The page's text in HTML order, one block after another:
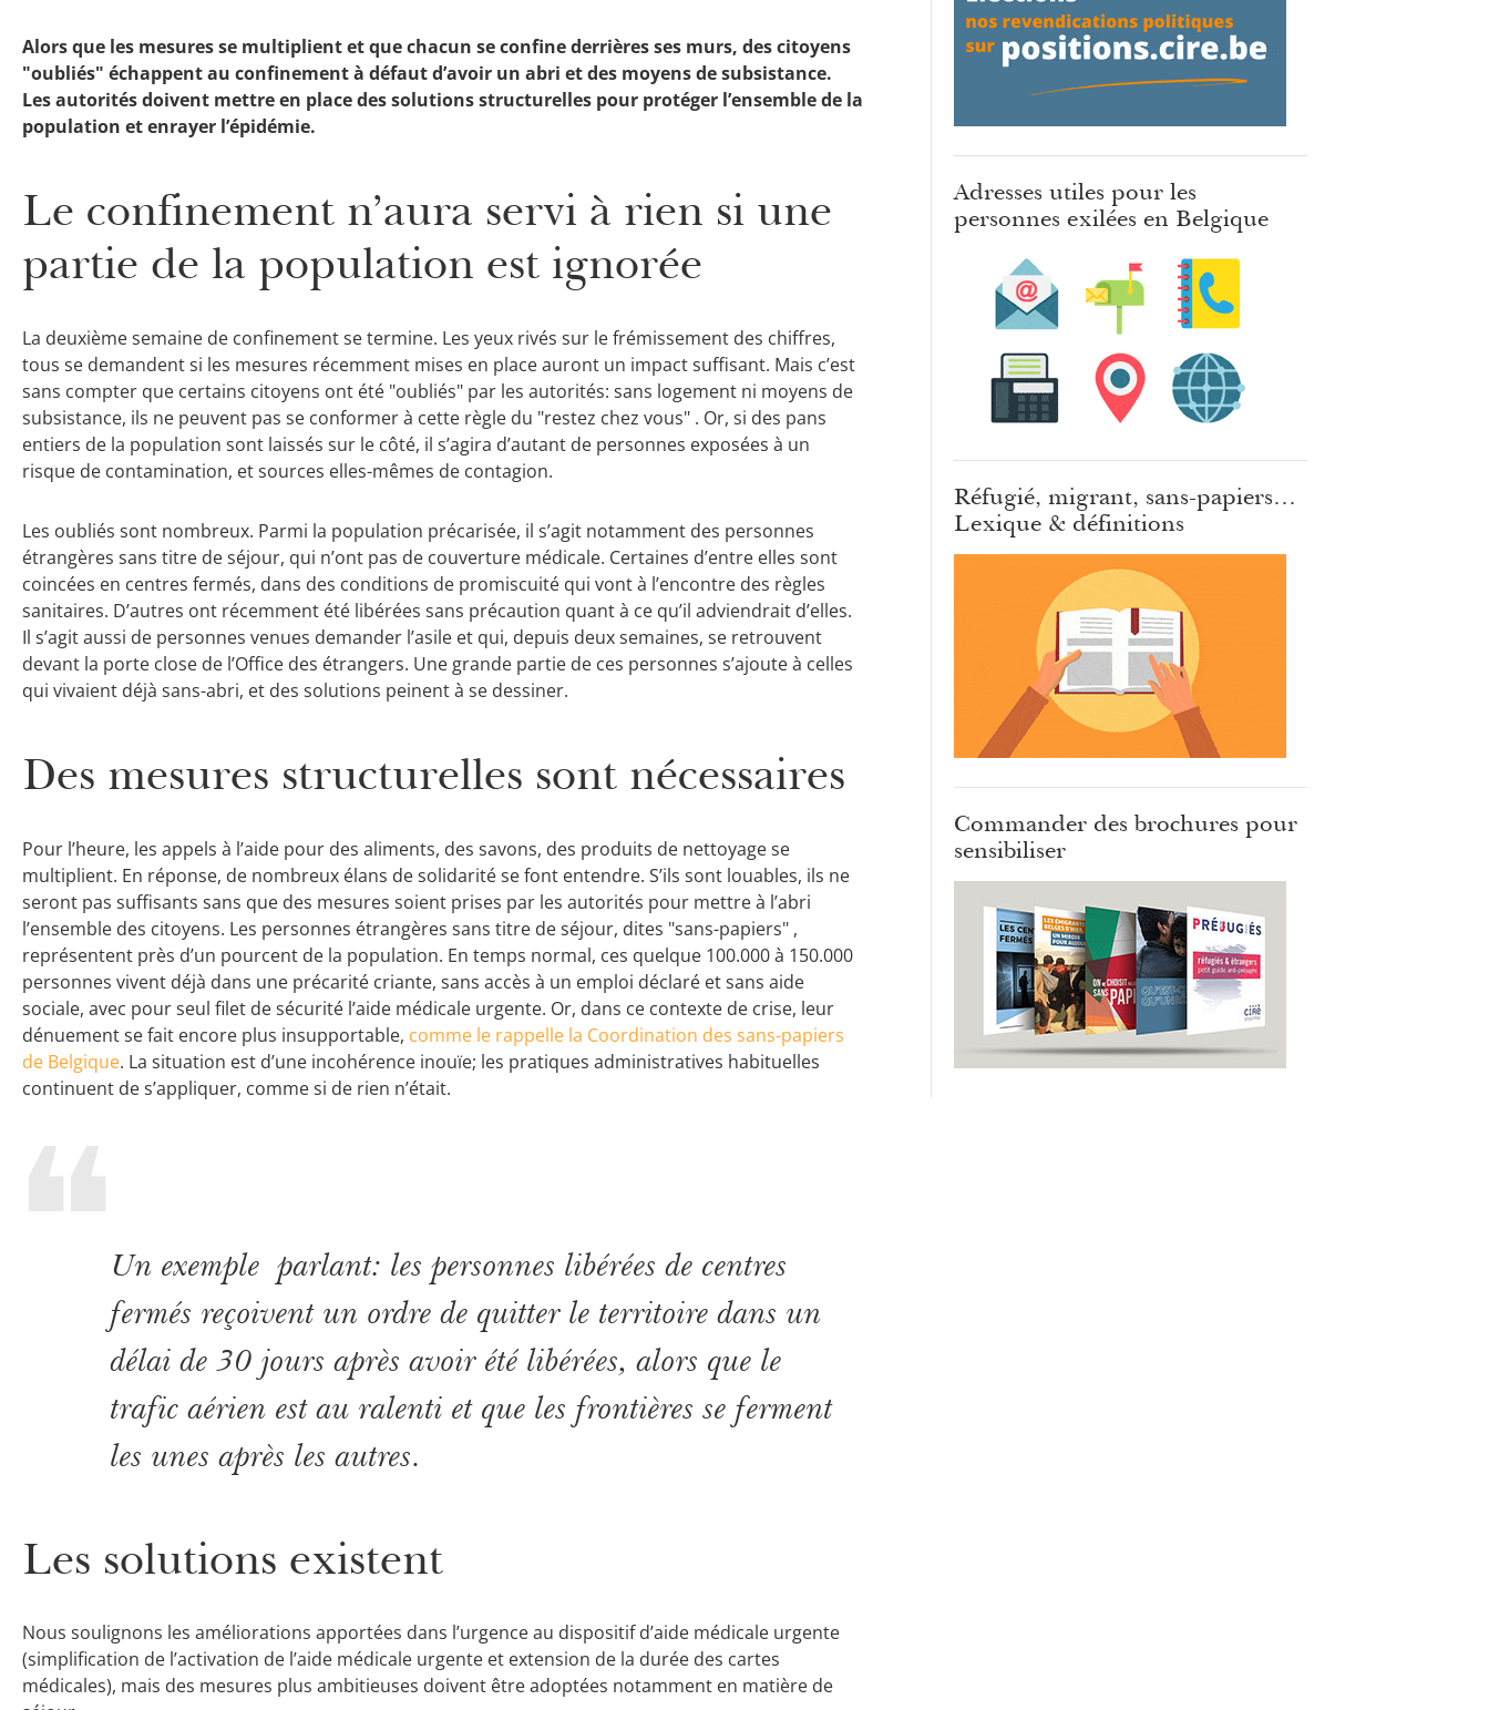
Alors que les mesures se multiplient et que chacun se confine derrières ses murs, des citoyens
"oubliés" échappent au confinement à défaut d’avoir un abri et des moyens de subsistance.
Les autorités doivent mettre en place des solutions structurelles pour protéger l’ensemble de la
population et enrayer l’épidémie.
Le confinement n’aura servi à rien si une
partie de la population est ignorée
La deuxième semaine de confinement se termine. Les yeux rivés sur le frémissement des chiffres,
tous se demandent si les mesures récemment mises en place auront un impact suffisant. Mais c’est
sans compter que certains citoyens ont été "oubliés" par les autorités: sans logement ni moyens de
subsistance, ils ne peuvent pas se conformer à cette règle du "restez chez vous" . Or, si des pans
entiers de la population sont laissés sur le côté, il s’agira d’autant de personnes exposées à un
risque de contamination, et sources elles-mêmes de contagion.
Les oubliés sont nombreux. Parmi la population précarisée, il s’agit notamment des personnes
étrangères sans titre de séjour, qui n’ont pas de couverture médicale. Certaines d’entre elles sont
coincées en centres fermés, dans des conditions de promiscuité qui vont à l’encontre des règles
sanitaires. D’autres ont récemment été libérées sans précaution quant à ce qu’il adviendrait d’elles.
Il s’agit aussi de personnes venues demander l’asile et qui, depuis deux semaines, se retrouvent
devant la porte close de l’Office des étrangers. Une grande partie de ces personnes s’ajoute à celles
qui vivaient déjà sans-abri, et des solutions peinent à se dessiner.
Des mesures structurelles sont nécessaires
Pour l’heure, les appels à l’aide pour des aliments, des savons, des produits de nettoyage se
multiplient. En réponse, de nombreux élans de solidarité se font entendre. S’ils sont louables, ils ne
seront pas suffisants sans que des mesures soient prises par les autorités pour mettre à l’abri
l’ensemble des citoyens. Les personnes étrangères sans titre de séjour, dites "sans-papiers" ,
représentent près d’un pourcent de la population. En temps normal, ces quelque 100.000 à 150.000
personnes vivent déjà dans une précarité criante, sans accès à un emploi déclaré et sans aide
sociale, avec pour seul filet de sécurité l’aide médicale urgente. Or, dans ce contexte de crise, leur
dénuement se fait encore plus insupportable, comme le rappelle la Coordination des sans-papiers
de Belgique. La situation est d’une incohérence inouïe; les pratiques administratives habituelles
continuent de s’appliquer, comme si de rien n’était.
Un exemple parlant: les personnes libérées de centres
fermés reçoivent un ordre de quitter le territoire dans un
délai de 30 jours après avoir été libérées, alors que le
trafic aérien est au ralenti et que les frontières se ferment
les unes après les autres.
Les solutions existent
Nous soulignons les améliorations apportées dans l’urgence au dispositif d’aide médicale urgente
(simplification de l’activation de l’aide médicale urgente et extension de la durée des cartes
médicales), mais des mesures plus ambitieuses doivent être adoptées notamment en matière de
Adresses utiles pour les
personnes exilées en Belgique
Réfugié, migrant, sans-papiers…
Lexique & définitions
Commander des brochures pour
sensibiliser